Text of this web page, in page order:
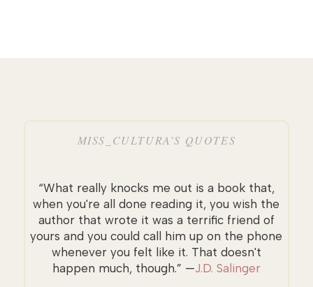
MISS_CULTURA’S QUOTES
“What really knocks me out is a book that,
when you're all done reading it, you wish the
author that wrote it was a terrific friend of
yours and you could call him up on the phone
whenever you felt like it. That doesn't
happen much, though.” —J.D. Salinger